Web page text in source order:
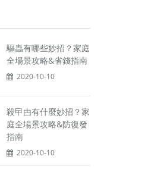
驅蟲有哪些妙招？家庭
全場景攻略&省錢指南
2020-10-10
殺曱甴有什麼妙招？家
庭全場景攻略&防復發
指南
2020-10-10